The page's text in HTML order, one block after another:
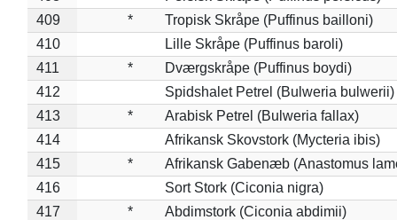
409
*
Tropisk Skråpe (Puffinus bailloni)
410
Lille Skråpe (Puffinus baroli)
411
*
Dværgskråpe (Puffinus boydi)
412
Spidshalet Petrel (Bulweria bulwerii)
413
*
Arabisk Petrel (Bulweria fallax)
414
Afrikansk Skovstork (Mycteria ibis)
415
*
Afrikansk Gabenæb (Anastomus
416
Sort Stork (Ciconia nigra)
417
*
Abdimstork (Ciconia abdimii)